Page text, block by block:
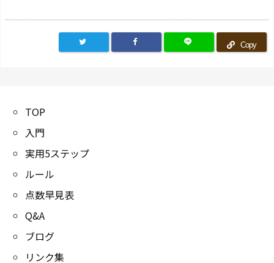
Copy
TOP
入門
実用5ステップ
ルール
点数早見表
Q&A
ブログ
リンク集